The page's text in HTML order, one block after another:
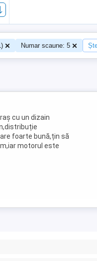
Numar scaune: 5
cu un dizain
foarte bună,țin să
motorul este